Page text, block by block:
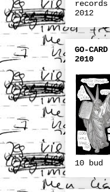
records
2012
GO-CARD
2010
10 bud